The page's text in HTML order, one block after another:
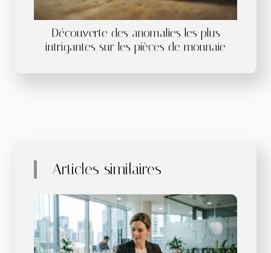
Découverte des anomalies les plus
intrigantes sur les pièces de monnaie
Articles similaires